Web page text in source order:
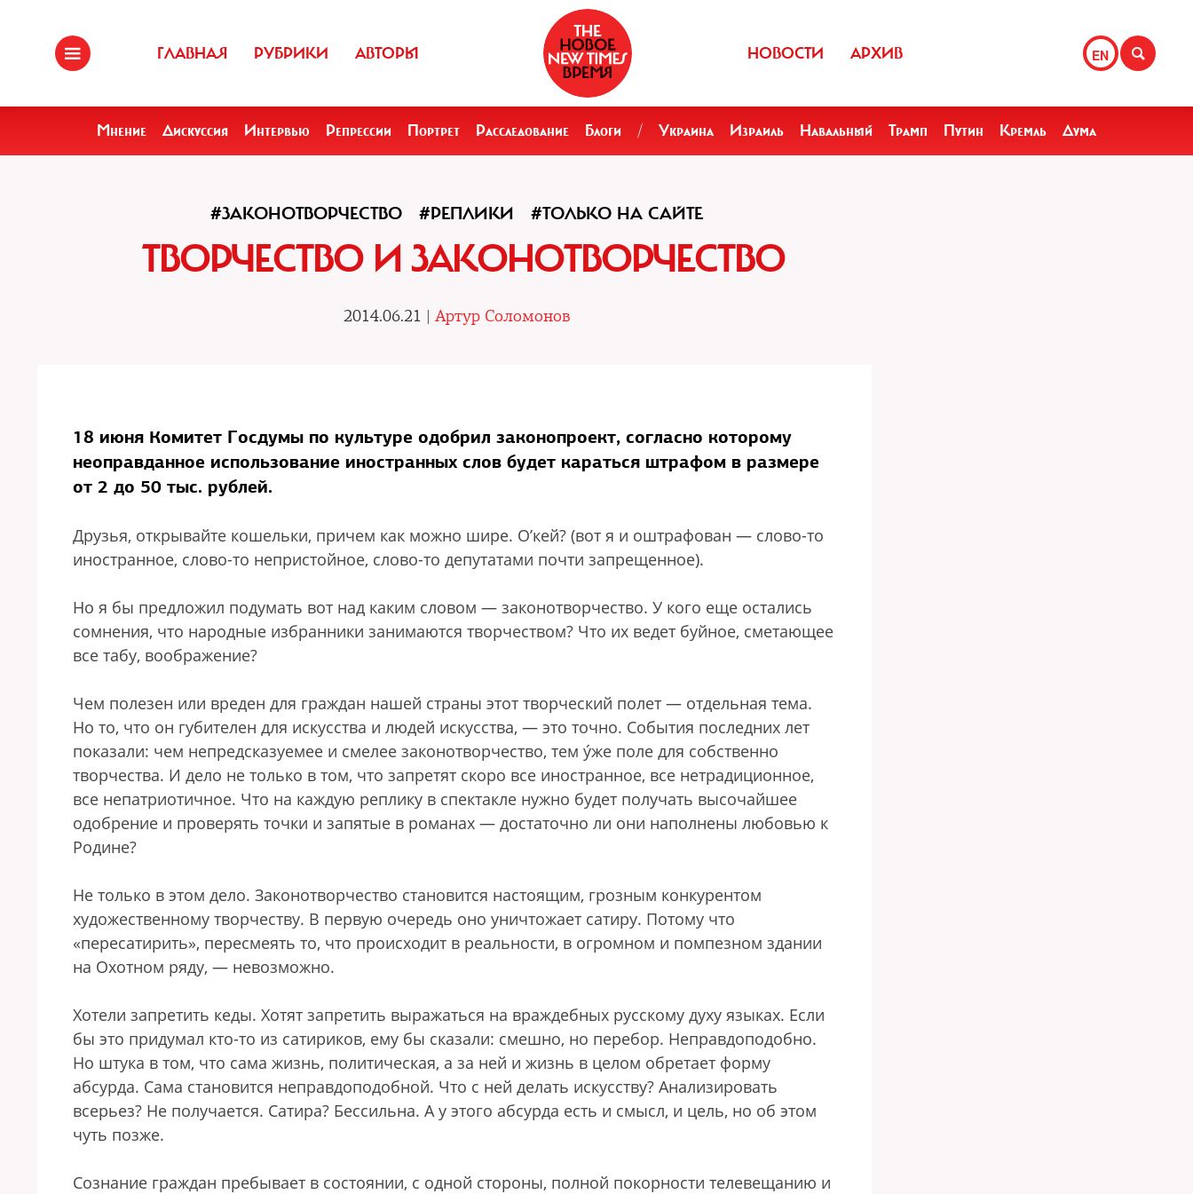
ГЛАВНАЯ РУБРИКИ АВТОРЫ EN
НОВОСТИ АРХИВ
Мнение Дискуссия Интервью Репрессии Портрет Расследование Блоги / Украина Израиль Навальный Трамп Путин Кремль Дума
#ЗАКОНОТВОРЧЕСТВО #РЕПЛИКИ #ТОЛЬКО НА САЙТЕ
ТВОРЧЕСТВО И ЗАКОНОТВОРЧЕСТВО
2014.06.21 | Артур Соломонов
18 июня Комитет Госдумы по культуре одобрил законопроект, согласно которому
неоправданное использование иностранных слов будет караться штрафом в размере
от 2 до 50 тыс. рублей.
Друзья, открывайте кошельки, причем как можно шире. О’кей? (вот я и оштрафован — слово-то
иностранное, слово-то непристойное, слово-то депутатами почти запрещенное).
Но я бы предложил подумать вот над каким словом — законотворчество. У кого еще остались
сомнения, что народные избранники занимаются творчеством? Что их ведет буйное, сметающее
все табу, воображение?
Чем полезен или вреден для граждан нашей страны этот творческий полет — отдельная тема.
Но то, что он губителен для искусства и людей искусства, — это точно. События последних лет
показали: чем непредсказуемее и смелее законотворчество, тем ýже поле для собственно
творчества. И дело не только в том, что запретят скоро все иностранное, все нетрадиционное,
все непатриотичное. Что на каждую реплику в спектакле нужно будет получать высочайшее
одобрение и проверять точки и запятые в романах — достаточно ли они наполнены любовью к
Родине?
Не только в этом дело. Законотворчество становится настоящим, грозным конкурентом
художественному творчеству. В первую очередь оно уничтожает сатиру. Потому что
«пересатирить», пересмеять то, что происходит в реальности, в огромном и помпезном здании
на Охотном ряду, — невозможно.
Хотели запретить кеды. Хотят запретить выражаться на враждебных русскому духу языках. Если
бы это придумал кто-то из сатириков, ему бы сказали: смешно, но перебор. Неправдоподобно.
Но штука в том, что сама жизнь, политическая, а за ней и жизнь в целом обретает форму
абсурда. Сама становится неправдоподобной. Что с ней делать искусству? Анализировать
всерьез? Не получается. Сатира? Бессильна. А у этого абсурда есть и смысл, и цель, но об этом
чуть позже.
Сознание граждан пребывает в состоянии, с одной стороны, полной покорности телевещанию и